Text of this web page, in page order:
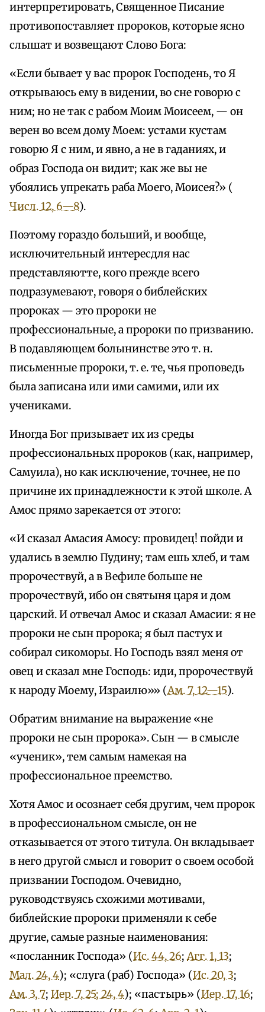
интерпретировать, Священное Писание
противопоставляет пророков, которые ясно
слышат и возвещают Слово Бога:
«Если бывает у вас пророк Господень, то Я
открываюсь ему в видении, во сне говорю с
ним; но не так с рабом Моим Моисеем, — он
верен во всем дому Моем: устами кустам
говорю Я с ним, и явно, а не в гаданиях, и
образ Господа он видит; как же вы не
убоялись упрекать раба Моего, Моисея?» (
Числ. 12, 6—8).
Поэтому гораздо больший, и вообще,
исключительный интересдля нас
представляютте, кого прежде всего
подразумевают, говоря о библейских
пророках — это пророки не
профессиональные, а пророки по призванию.
В подавляющем болынинстве это т. н.
письменные пророки, т. е. те, чья проповедь
была записана или ими самими, или их
учениками.
Иногда Бог призывает их из среды
профессиональных пророков (как, например,
Самуила), но как исключение, точнее, не по
причине их принадлежности к этой школе. А
Амос прямо зарекается от этого:
«И сказал Амасия Амосу: провидец! пойди и
удались в землю Пудину; там ешь хлеб, и там
пророчествуй, а в Вефиле больше не
пророчествуй, ибо он святыня царя и дом
царский. И отвечал Амос и сказал Амасии: я не
пророки не сын пророка; я был пастух и
собирал сикоморы. Но Господь взял меня от
овец и сказал мне Господь: иди, пророчествуй
к народу Моему, Израилю»» (Ам. 7, 12—15).
Обратим внимание на выражение «не
пророки не сын пророка». Сын — в смысле
«ученик», тем самым намекая на
профессиональное преемство.
Хотя Амос и осознает себя другим, чем пророк
в профессиональном смысле, он не
отказывается от этого титула. Он вкладывает
в него другой смысл и говорит о своем особой
призвании Господом. Очевидно,
руководствуясь схожими мотивами,
библейские пророки применяли к себе
другие, самые разные наименования:
«посланник Господа» (Ис. 44, 26;Агг. 1, 13;
Мал. 24, 4); «слуга (раб) Господа» (Ис. 20, 3;
Ам. 3, 7; Иер. 7, 25; 24, 4); «пастырь» (Иер. 17, 16;